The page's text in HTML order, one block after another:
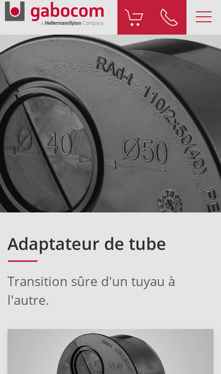
Adaptateur de tube
Transition sûre d'un tuyau à
l'autre.